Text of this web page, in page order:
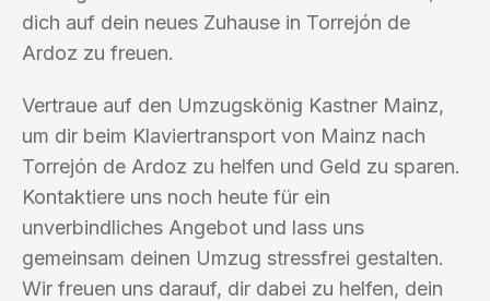
dich auf dein neues Zuhause in Torrejón de
Ardoz zu freuen.
Vertraue auf den Umzugskönig Kastner Mainz,
um dir beim Klaviertransport von Mainz nach
Torrejón de Ardoz zu helfen und Geld zu sparen.
Kontaktiere uns noch heute für ein
unverbindliches Angebot und lass uns
gemeinsam deinen Umzug stressfrei gestalten.
Wir freuen uns darauf, dir dabei zu helfen, dein